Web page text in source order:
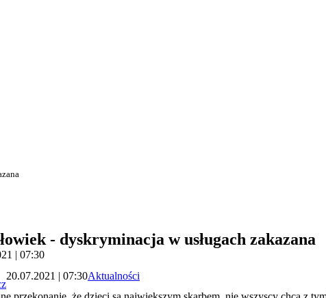
- dyskryminacja w usługach zakazana
| 07:30
20.07.2021 | 07:30Aktualności